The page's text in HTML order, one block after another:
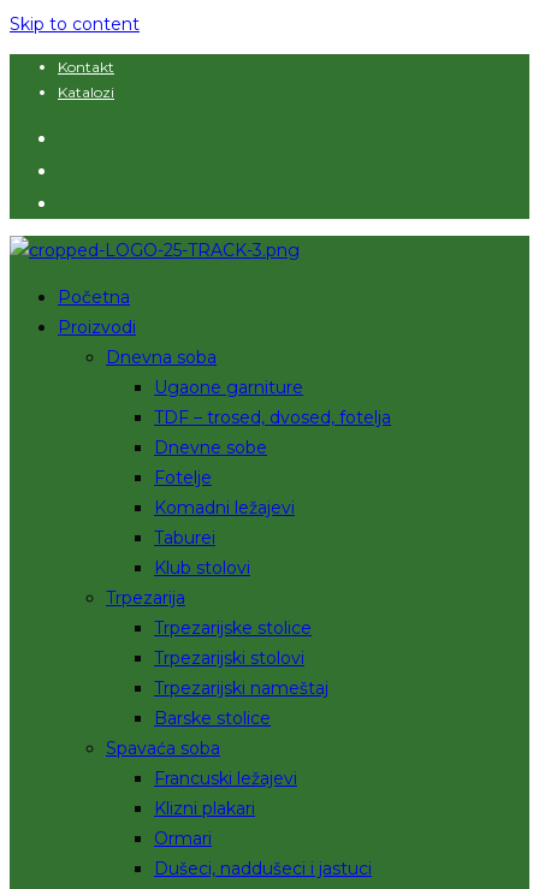
Skip to content
Kontakt
Katalozi
Početna
Proizvodi
Dnevna soba
Ugaone garniture
TDF – trosed, dvosed, fotelja
Dnevne sobe
Fotelje
Komadni ležajevi
Taburei
Klub stolovi
Trpezarija
Trpezarijske stolice
Trpezarijski stolovi
Trpezarijski nameštaj
Barske stolice
Spavaća soba
Francuski ležajevi
Klizni plakari
Ormari
Dušeci, naddušeci i jastuci